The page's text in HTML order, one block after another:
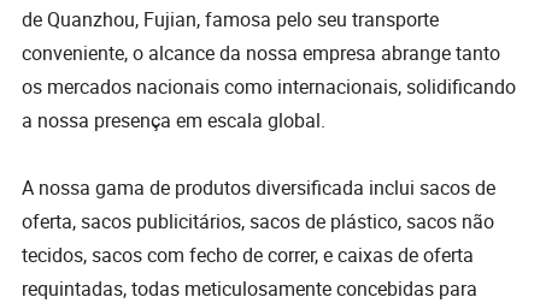
de Quanzhou, Fujian, famosa pelo seu transporte
conveniente, o alcance da nossa empresa abrange tanto
os mercados nacionais como internacionais, solidificando
a nossa presença em escala global.
A nossa gama de produtos diversificada inclui sacos de
oferta, sacos publicitários, sacos de plástico, sacos não
tecidos, sacos com fecho de correr, e caixas de oferta
requintadas, todas meticulosamente concebidas para